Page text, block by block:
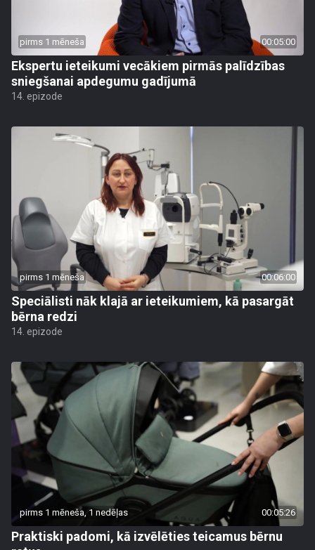
pirms 1 mēneša 00:05:00
Ekspertu ieteikumi vecākiem pirmās palīdzības
sniegšanai apdegumu gadījumā
14. epizode
pirms 1 mēneša 00:06:00
Speciālisti nāk klajā ar ieteikumiem, kā pasargāt
bērna redzi
14. epizode
pirms 1 mēneša, 1 nedēļas 00:05:26
Praktiski padomi, kā izvēlēties teicamus bērnu